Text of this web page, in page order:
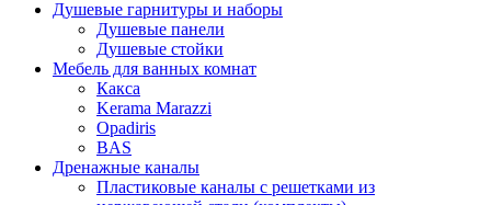
Душевые гарнитуры и наборы
Душевые панели
Душевые стойки
Мебель для ванных комнат
Какса
Kerama Marazzi
Opadiris
BAS
Дренажные каналы
Пластиковые каналы с решетками из